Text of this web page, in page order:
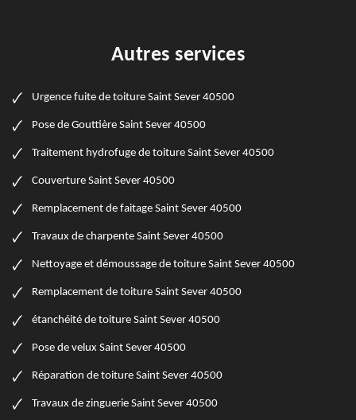
Autres services
Urgence fuite de toiture Saint Sever 40500
Pose de Gouttière Saint Sever 40500
Traitement hydrofuge de toiture Saint Sever 40500
Couverture Saint Sever 40500
Remplacement de faitage Saint Sever 40500
Travaux de charpente Saint Sever 40500
Nettoyage et démoussage de toiture Saint Sever 40500
Remplacement de toiture Saint Sever 40500
étanchéité de toiture Saint Sever 40500
Pose de velux Saint Sever 40500
Réparation de toiture Saint Sever 40500
Travaux de zinguerie Saint Sever 40500